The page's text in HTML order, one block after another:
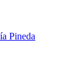
Pineda